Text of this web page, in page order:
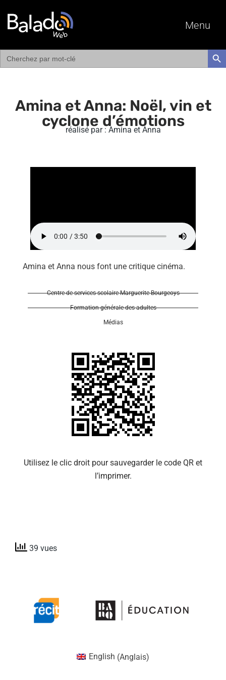
Menu
Search
for:
Amina et Anna: Noël, vin et
cyclone d’émotions
réalisé par : Amina et Anna
Amina et Anna nous font une critique cinéma.
Centre de services scolaire Marguerite-Bourgeoys
Formation générale des adultes
Médias
Utilisez le clic droit pour sauvegarder le code QR et
l’imprimer.
39 vues
English (Anglais)